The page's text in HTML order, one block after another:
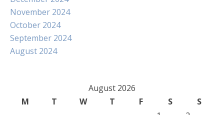
November 2024
October 2024
September 2024
August 2024
August 2026
M
T W T F S
S